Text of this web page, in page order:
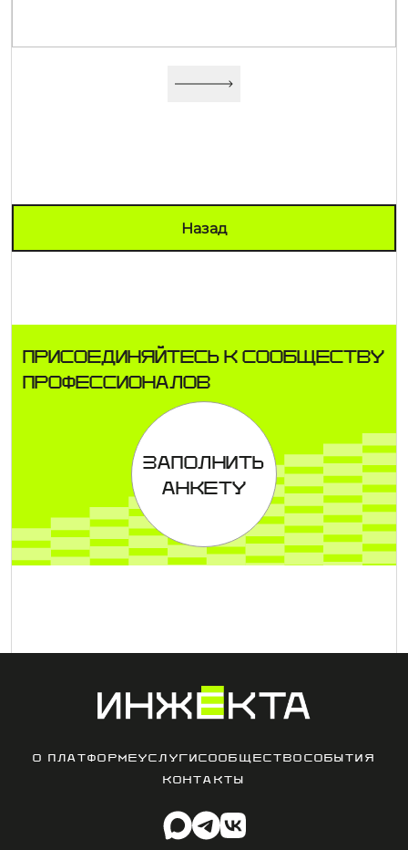
Назад
ПРИСОЕДИНЯЙТЕСЬ К СООБЩЕСТВУ
ПРОФЕССИОНАЛОВ
ЗАПОЛНИТЬ
АНКЕТУ
О ПЛАТФОРМЕУСЛУГИСООБЩЕСТВО СОБЫТИЯ
КОНТАКТЫ